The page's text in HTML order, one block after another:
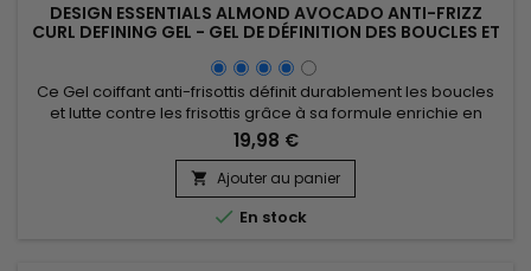
DESIGN ESSENTIALS ALMOND AVOCADO ANTI-FRIZZ
CURL DEFINING GEL - GEL DE DÉFINITION DES BOUCLES ET
Ce Gel coiffant anti-frisottis définit durablement les boucles
et lutte contre les frisottis grâce à sa formule enrichie en
protéine de blé, avocat, huile de jojoba et beurre de karité.
Cette combinaison nutritive pénètre en profondeur pour
hydrater, renforcer et protéger la fibre capillaire, tout en
apportant brillance. Sa texture légère n’alourdit pas...
19,98 €
 Ajouter au panier
 En stock